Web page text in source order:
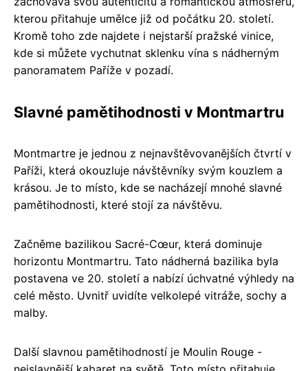
kterou přitahuje umělce již od počátku 20. století.
Kromě toho zde najdete i nejstarší pražské vinice,
kde si můžete vychutnat sklenku vína s nádherným
panoramatem Paříže v pozadí.
Slavné pamětihodnosti v Montmartru
Montmartre je jednou z nejnavštěvovanějších čtvrtí v
Paříži, která okouzluje návštěvníky svým kouzlem a
krásou. Je to místo, kde se nacházejí mnohé slavné
pamětihodnosti, které stojí za návštěvu.
Začněme bazilikou Sacré-Cœur, která dominuje
horizontu Montmartru. Tato nádherná bazilika byla
postavena ve 20. století a nabízí úchvatné výhledy na
celé město. Uvnitř uvidíte velkolepé vitráže, sochy a
malby.
Další slavnou pamětihodností je Moulin Rouge -